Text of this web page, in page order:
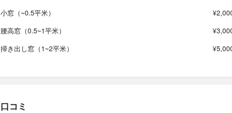
小窓（~0.5平米）
腰高窓（0.5~1平米）
掃き出し窓（1~2平米）
口コミ